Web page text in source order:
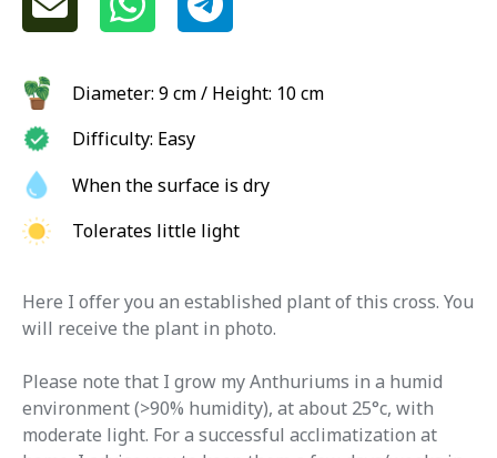
Diameter: 9 cm / Height: 10 cm
Difficulty: Easy
When the surface is dry
Tolerates little light
Here I offer you an established plant of this cross. You
will receive the plant in photo.
Please note that I grow my Anthuriums in a humid
environment (>90% humidity), at about 25°c, with
moderate light. For a successful acclimatization at